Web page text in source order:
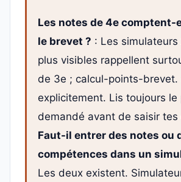
Les notes de 4e comptent-
le brevet ? : Les
plus visibles rappellent
de 3e ; calcul-points-brevet.
explicitement. Lis toujours le
demandé avant de saisir tes
Faut-il entrer des notes ou
compétences dans un
Les deux existent.